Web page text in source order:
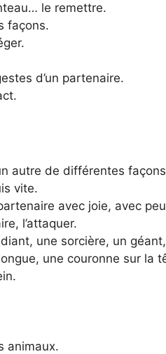
le remettre.
façons.
d’un partenaire.
autre de différentes
vite.
avec joie, avec
l’attaquer.
une sorcière, un
une couronne sur la
animaux.